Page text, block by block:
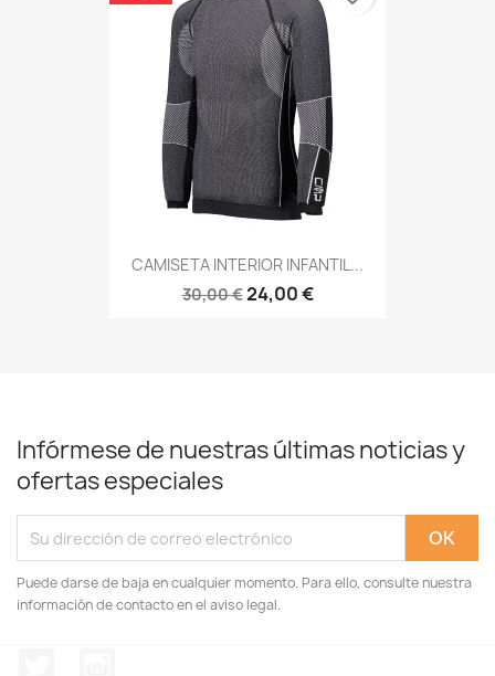
CAMISETA INTERIOR INFANTIL...
30,00 €24,00 €
Infórmese de nuestras últimas noticias y
ofertas especiales
Puede darse de baja en cualquier momento. Para ello, consulte nuestra
información de contacto en el aviso legal.